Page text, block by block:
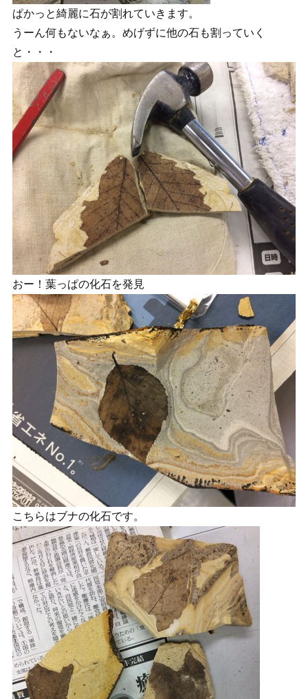
ぱかっと綺麗に石が割れていきます。
うーん何もないなぁ。めげずに他の石も割っていく
と・・・
おー！葉っぱの化石を発見
こちらはブナの化石です。